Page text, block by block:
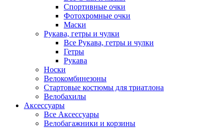
Спортивные очки
Фотохромные очки
Маски
Рукава, гетры и чулки
Все Рукава, гетры и чулки
Гетры
Рукава
Носки
Велокомбинезоны
Стартовые костюмы для триатлона
Велобахилы
Аксессуары
Все Аксессуары
Велобагажники и корзины